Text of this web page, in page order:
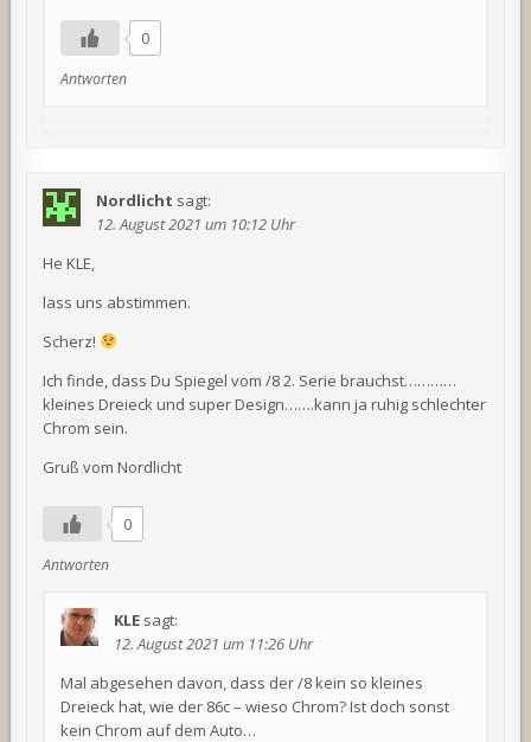
0
Antworten
Nordlicht sagt:
12. August 2021 um 10:12 Uhr
He KLE,
lass uns abstimmen.
Scherz!
Ich finde, dass Du Spiegel vom /8 2. Serie brauchst…………
kleines Dreieck und super Design…….kann ja ruhig schlechter
Chrom sein.
Gruß vom Nordlicht
0
Antworten
KLE sagt:
12. August 2021 um 11:26 Uhr
Mal abgesehen davon, dass der /8 kein so kleines
Dreieck hat, wie der 86c – wieso Chrom? Ist doch sonst
kein Chrom auf dem Auto…